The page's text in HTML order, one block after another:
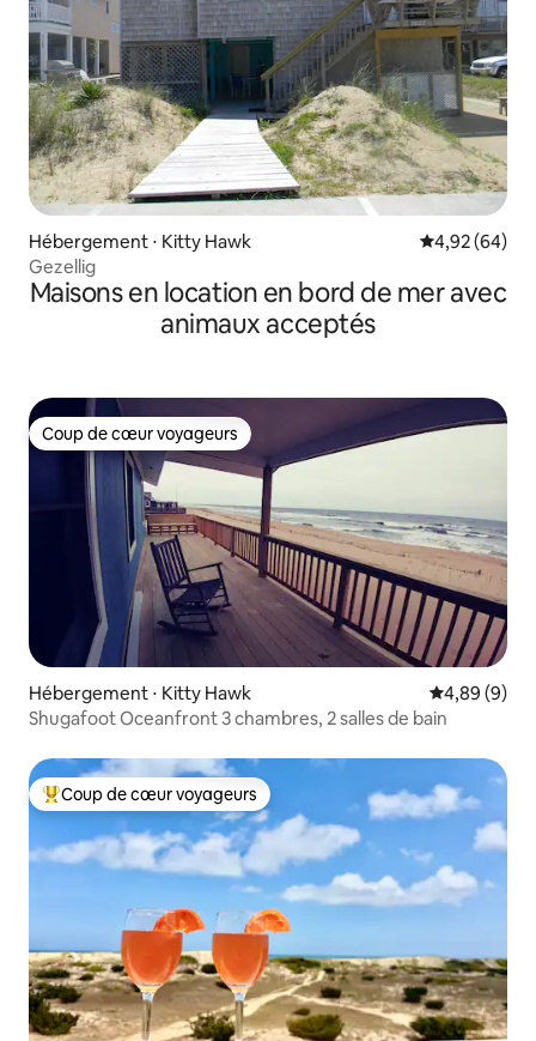
Hébergement ⋅ Kitty Hawk Évaluation
4,92 (64)
Gezellig
Maisons en location en bord de mer avec
animaux acceptés
Coup de cœur voyageurs
Coup de cœur voyageurs
Hébergement ⋅ Kitty Hawk Évaluation
4,89 (9)
Shugafoot Oceanfront 3 chambres, 2 salles de bain
Coups de cœur voyageurs les plus appréciés
Coup de cœur voyageurs